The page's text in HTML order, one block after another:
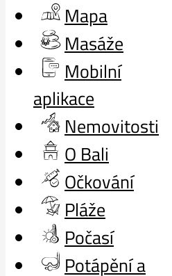
Mapa
Masáže
Mobilní
aplikace
Nemovitosti
O Bali
Očkování
Pláže
Počasí
Potápění a